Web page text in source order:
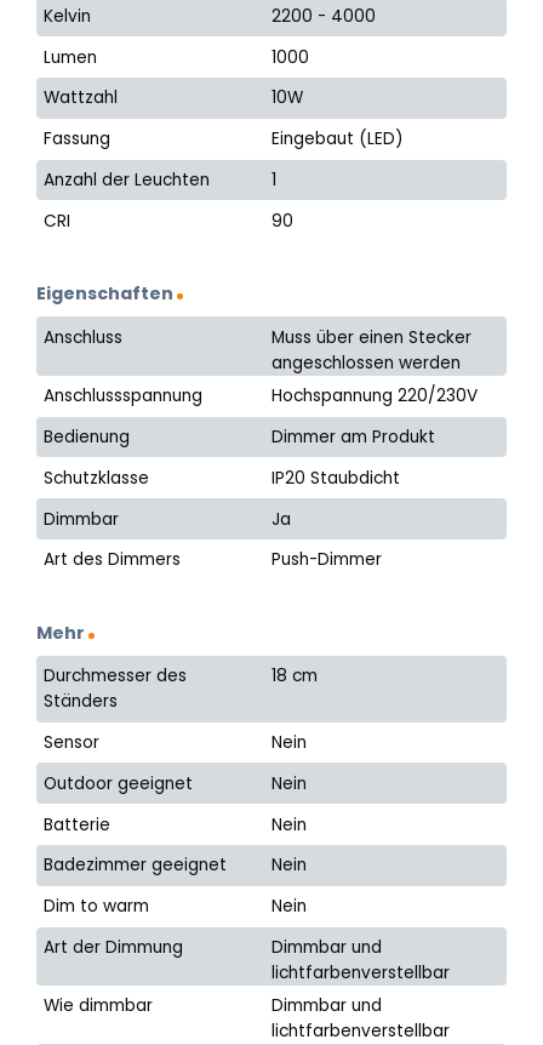
Kelvin
2200 - 4000
Lumen
1000
Wattzahl
10W
Fassung
Eingebaut (LED)
Anzahl der Leuchten
1
CRI
90
Eigenschaften
Anschluss
Muss über einen Stecker
angeschlossen werden
Anschlussspannung
Hochspannung 220/230V
Bedienung
Dimmer am Produkt
Schutzklasse
IP20 Staubdicht
Dimmbar
Ja
Art des Dimmers
Push-Dimmer
Mehr
Durchmesser des
Ständers
18 cm
Sensor
Nein
Outdoor geeignet
Nein
Batterie
Nein
Badezimmer geeignet
Nein
Dim to warm
Nein
Art der Dimmung
Dimmbar und
lichtfarbenverstellbar
Wie dimmbar
Dimmbar und
lichtfarbenverstellbar